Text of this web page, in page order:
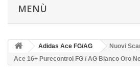
MENÙ
Adidas Ace FG/AG
Nuovi
Ace 16+ Purecontrol FG / AG Bianco Oro